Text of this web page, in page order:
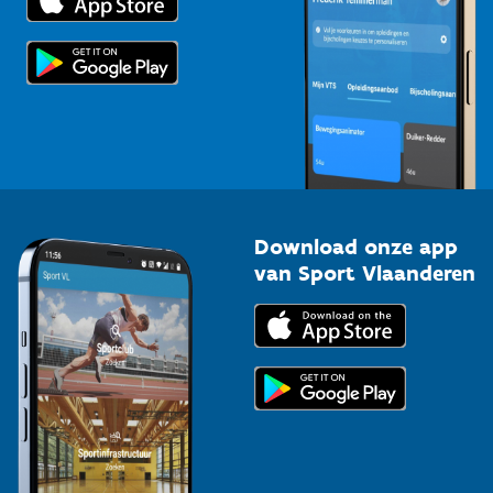
Topsporters
Download onze app
van Sport Vlaanderen